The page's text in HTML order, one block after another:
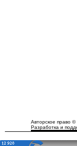
Авторское право
Разработка и